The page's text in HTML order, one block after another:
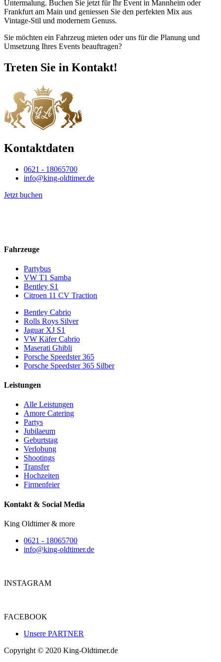
Untermalung. Buchen Sie jetzt für Ihr Event in Mannheim oder
Frankfurt am Main und geniessen Sie den perfekten Mix aus
Vintage-Stil und modernem Genuss.
Sie möchten ein Fahrzeug mieten oder uns für die Planung und
Umsetzung Ihres Events beauftragen?
Treten Sie in Kontakt!
Kontaktdaten
0621 - 18065700
info@king-oldtimer.de
Jetzt buchen
Fahrzeuge
Partybus
VW T1 Samba
Bentley S1
Citroen 11 CV Traction
Bentley Cabrio
Rolls Roys Silver
Jaguar XJ S1
VW Käfer Cabrio
Maserati Ghibli
Porsche Speedster 365
Porsche Speedster 365 Silber
Leistungen
Alle Leistungen
Amore Catering
Partys
Jubilaeum
Geburtstag
Verlobung
Shootings
Transfer
Hochzeiten
Firmenfeier
Kontakt & Social Media
King Oldtimer & more
0621 - 18065700
info@king-oldtimer.de
INSTAGRAM
FACEBOOK
Unsere PARTNER
Copyright © 2020 King-Oldtimer.de